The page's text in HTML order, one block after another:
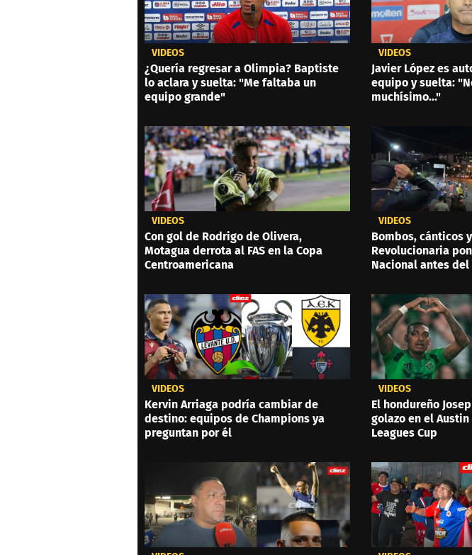
VIDEOS
¿Quería regresar a Olimpia? Baptiste
lo aclara y suelta: "Me faltaba un
equipo grande"
VIDEOS
Javier López es
equipo y suelta:
muchísimo..."
VIDEOS
Con gol de Rodrigo de Olivera,
Motagua derrota al FAS en la Copa
Centroamericana
VIDEOS
Bombos, cánticos
Revolucionaria
Nacional antes del
VIDEOS
Kervin Arriaga podría cambiar de
destino: equipos de Champions ya
preguntan por él
VIDEOS
El hondureño
golazo en el Austin
Leagues Cup